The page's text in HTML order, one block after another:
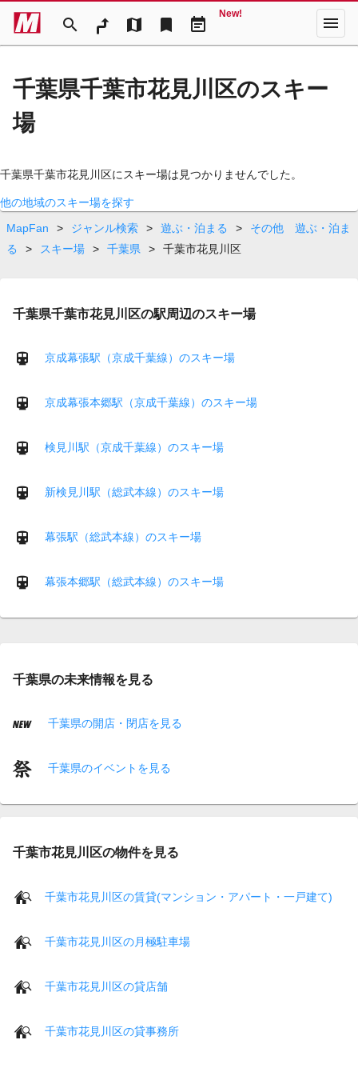
search map bookmark event_note
New! menu
千葉県千葉市花見川区のスキー
場
千葉県千葉市花見川区にスキー場は見つかりませんでした。
他の地域のスキー場を探す
MapFan
> ジャンル検索 > 遊ぶ・泊まる >
その他 遊ぶ・泊ま
る
> スキー場 > 千葉県 > 千葉市花見川区
千葉県千葉市花見川区の駅周辺のスキー場
京成幕張駅（京成千葉線）のスキー場
京成幕張本郷駅（京成千葉線）のスキー場
検見川駅（京成千葉線）のスキー場
新検見川駅（総武本線）のスキー場
幕張駅（総武本線）のスキー場
幕張本郷駅（総武本線）のスキー場
千葉県の未来情報を見る
千葉県の開店・閉店を見る
千葉県のイベントを見る
千葉市花見川区の物件を見る
千葉市花見川区の賃貸(マンション・アパート・一戸建て)
千葉市花見川区の月極駐車場
千葉市花見川区の貸店舗
千葉市花見川区の貸事務所